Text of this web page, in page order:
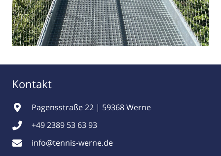
Kontakt
Pagensstraße 22 | 59368 Werne
+49 2389 53 63 93
info@tennis-werne.de